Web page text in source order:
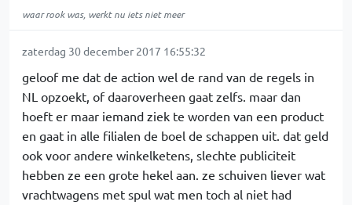
waar rook was, werkt nu iets niet meer
zaterdag 30 december 2017 16:55:32
geloof me dat de action wel de rand van de regels in
NL opzoekt, of daaroverheen gaat zelfs. maar dan
hoeft er maar iemand ziek te worden van een product
en gaat in alle filialen de boel de schappen uit. dat geld
ook voor andere winkelketens, slechte publiciteit
hebben ze een grote hekel aan. ze schuiven liever wat
vrachtwagens met spul wat men toch al niet had